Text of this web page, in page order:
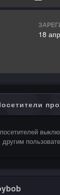
18
другим